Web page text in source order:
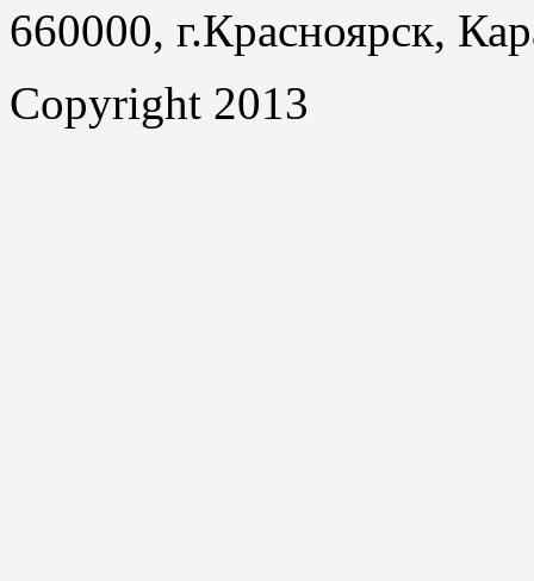
660000, г.Красноярск,
Copyright 2013